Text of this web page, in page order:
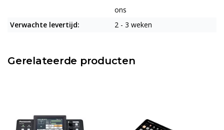
ons
Verwachte levertijd:
2 - 3 weken
Gerelateerde producten